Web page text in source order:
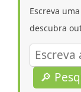
Escreva
descubra
🔎